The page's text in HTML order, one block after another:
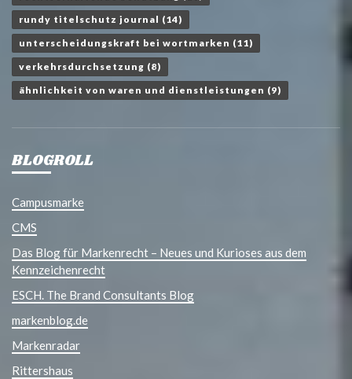
rundy titelschutz journal (14)
unterscheidungskraft bei wortmarken (11)
verkehrsdurchsetzung (8)
ähnlichkeit von waren und dienstleistungen (9)
BLOGROLL
Campusmarke
CMS
Das Blog für Markenrecht – Neues und Kurioses aus dem
Kennzeichenrecht
ESCH. The Brand Consultants Blog
markenblog.de
Markenradar
Rittershaus